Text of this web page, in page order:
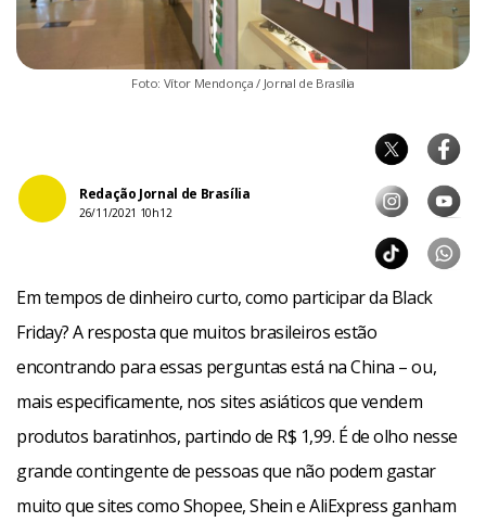
Foto: Vítor Mendonça / Jornal de Brasília
Redação Jornal de Brasília
26/11/2021 10h12
Em tempos de dinheiro curto, como participar da Black
Friday? A resposta que muitos brasileiros estão
encontrando para essas perguntas está na China – ou,
mais especificamente, nos sites asiáticos que vendem
produtos baratinhos, partindo de R$ 1,99. É de olho nesse
grande contingente de pessoas que não podem gastar
muito que sites como Shopee, Shein e AliExpress ganham